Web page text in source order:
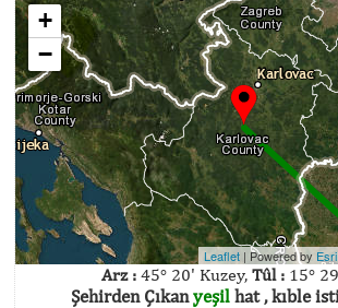
+
−
Leaflet | Powered by Esri
Arz :45° 20' Kuzey, Tûl :15°
Şehirden Çıkanyeşilhat , kıble